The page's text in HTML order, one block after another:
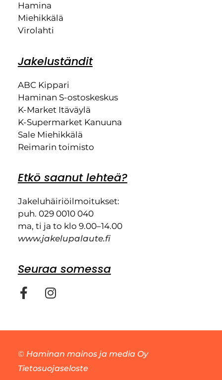
Hamina
Miehikkälä
Virolahti
Jakeluständit
ABC Kippari
Haminan S-ostoskeskus
K-Market Itäväylä
K-Supermarket Kanuuna
Sale Miehikkälä
Reimarin toimisto
Etkö saanut lehteä?
Jakeluhäiriöilmoitukset:
puh. 029 0010 040
ma, ti ja to klo 9.00–14.00
www.jakelupalaute.fi
Seuraa somessa
© Haminan mainos ja media Oy
Tietosuojaseloste